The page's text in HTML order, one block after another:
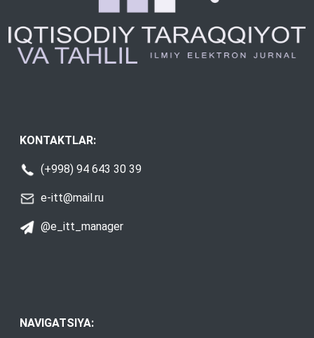
KONTAKTLAR:
(+998) 94 643 30 39
e-itt@mail.ru
@e_itt_manager
NAVIGATSIYA: